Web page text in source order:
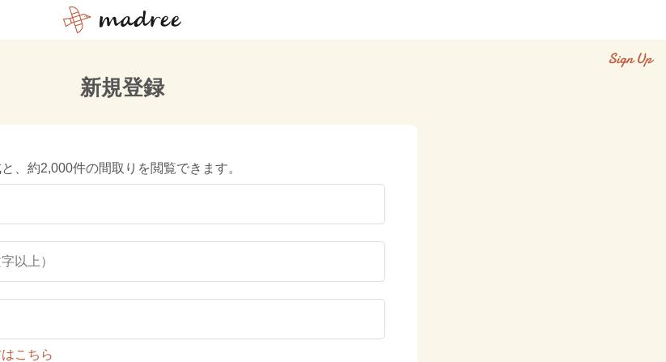
Sign Up
新規登録
、約2,000件の間取りを閲覧できます。
こちら